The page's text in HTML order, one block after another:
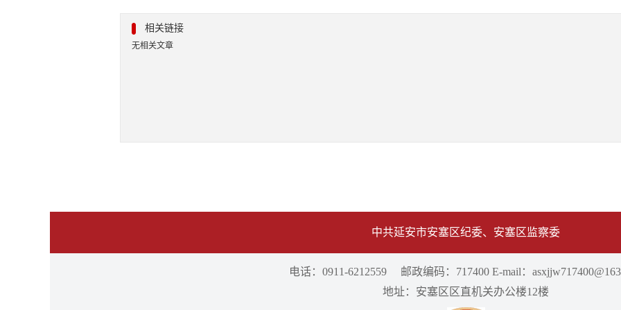
相关链接
无相关文章
中共延安市安塞区纪委、安塞区监察委
电话：0911-6212559 邮政编码：717400 E-mail：
地址：安塞区区直机关办公楼12楼